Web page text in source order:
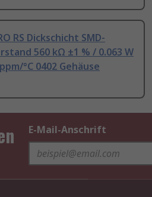
RS Dickschicht SMD-
560 kΩ ±1 % / 0.063 W
°C 0402 Gehäuse
E-Mail-Anschrift